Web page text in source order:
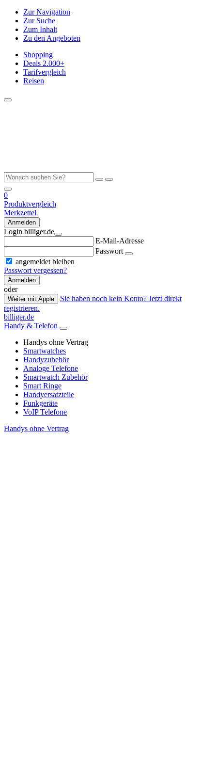
Zur Navigation
Zur Suche
Zum Inhalt
Zu den Angeboten
Shopping
Deals 2.000+
Tarifvergleich
Reisen
0
Produktvergleich
Merkzettel
Anmelden
Login billiger.de
E-Mail-Adresse
Passwort
angemeldet bleiben
Passwort vergessen?
Anmelden
oder
Weiter mit Apple
Sie haben noch kein Konto? Jetzt direkt
registrieren.
billiger.de
Handy & Telefon
Handys ohne Vertrag
Smartwatches
Handyzubehör
Analoge Telefone
Smartwatch Zubehör
Smart Ringe
Handyersatzteile
Funkgeräte
VoIP Telefone
Handys ohne Vertrag